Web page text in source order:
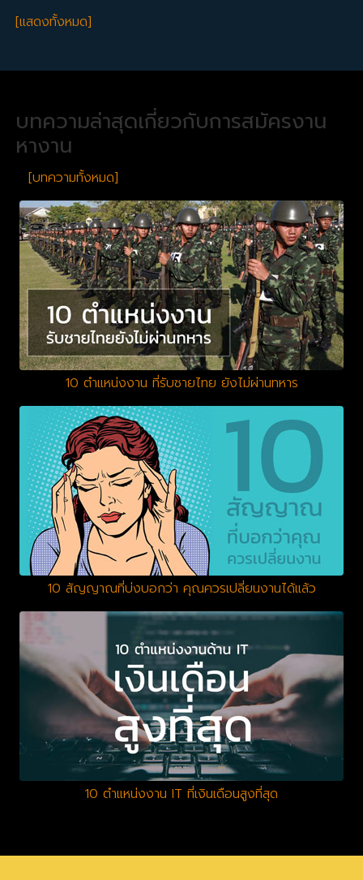
[แสดงทั้งหมด]
บทความล่าสุดเกี่ยวกับการสมัครงาน
หางาน
[บทความทั้งหมด]
10 ตำแหน่งงาน ที่รับชายไทย ยังไม่ผ่านทหาร
10 สัญญาณที่บ่งบอกว่า คุณควรเปลี่ยนงานได้แล้ว
10 ตำแหน่งงาน IT ที่เงินเดือนสูงที่สุด